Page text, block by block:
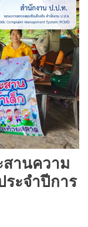
สานความ
ะจำปีการ